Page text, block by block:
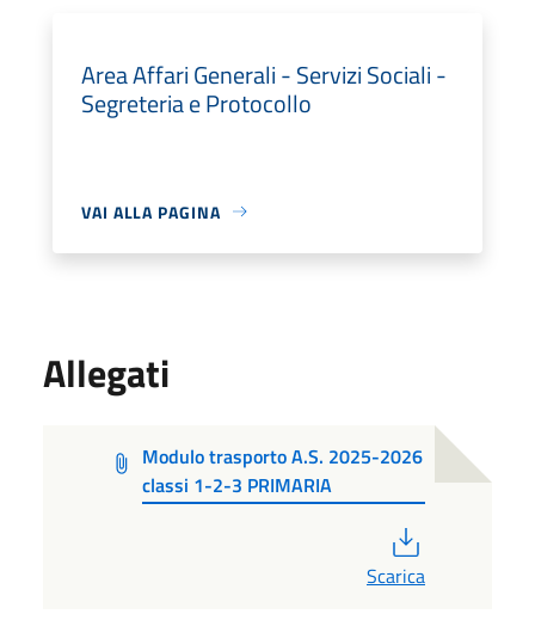
Area Affari Generali - Servizi Sociali -
Segreteria e Protocollo
VAI ALLA PAGINA
Allegati
Modulo trasporto A.S. 2025-2026
classi 1-2-3 PRIMARIA
Scarica